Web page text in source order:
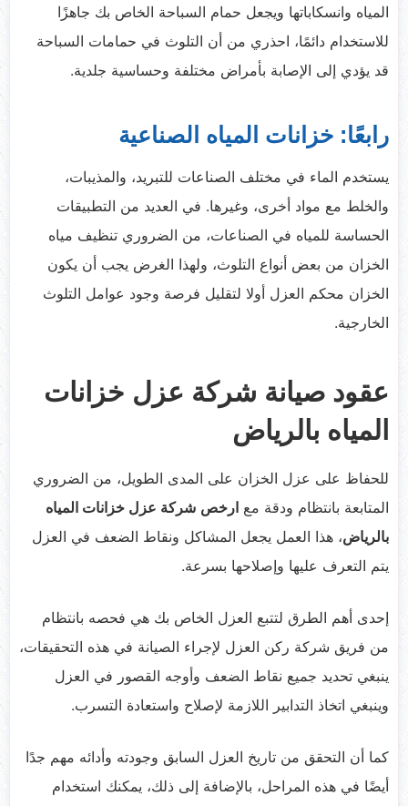
المياه وانسكاباتها ويجعل حمام السباحة الخاص بك جاهزًا
للاستخدام دائمًا، احذري من أن التلوث في حمامات السباحة
قد يؤدي إلى الإصابة بأمراض مختلفة وحساسية جلدية.
رابعًا: خزانات المياه الصناعية
يستخدم الماء في مختلف الصناعات للتبريد، والمذيبات،
والخلط مع مواد أخرى، وغيرها. في العديد من التطبيقات
الحساسة للمياه في الصناعات، من الضروري تنظيف مياه
الخزان من بعض أنواع التلوث، ولهذا الغرض يجب أن يكون
الخزان محكم العزل أولا لتقليل فرصة وجود عوامل التلوث
الخارجية.
عقود صيانة شركة عزل خزانات
المياه بالرياض
للحفاظ على عزل الخزان على المدى الطويل، من الضروري
المتابعة بانتظام ودقة مع ارخص شركة عزل خزانات المياه
بالرياض، هذا العمل يجعل المشاكل ونقاط الضعف في العزل
يتم التعرف عليها وإصلاحها بسرعة.
إحدى أهم الطرق لتتبع العزل الخاص بك هي فحصه بانتظام
من فريق شركة ركن العزل لإجراء الصيانة في هذه التحقيقات،
ينبغي تحديد جميع نقاط الضعف وأوجه القصور في العزل
وينبغي اتخاذ التدابير اللازمة لإصلاح واستعادة التسرب.
كما أن التحقق من تاريخ العزل السابق وجودته وأدائه مهم جدًا
أيضًا في هذه المراحل، بالإضافة إلى ذلك، يمكنك استخدام